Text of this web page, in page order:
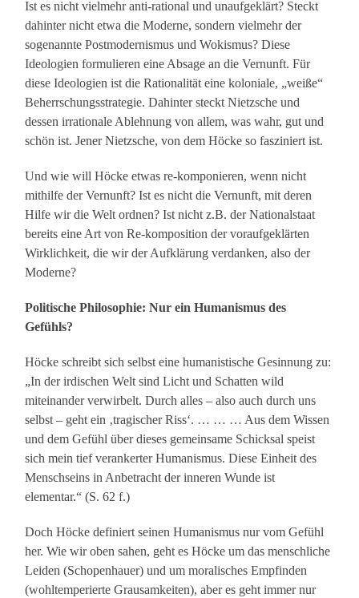
Ist es nicht vielmehr anti-rational und unaufgeklärt? Steckt
dahinter nicht etwa die Moderne, sondern vielmehr der
sogenannte Postmodernismus und Wokismus? Diese
Ideologien formulieren eine Absage an die Vernunft. Für
diese Ideologien ist die Rationalität eine koloniale, „weiße“
Beherrschungsstrategie. Dahinter steckt Nietzsche und
dessen irrationale Ablehnung von allem, was wahr, gut und
schön ist. Jener Nietzsche, von dem Höcke so fasziniert ist.
Und wie will Höcke etwas re-komponieren, wenn nicht
mithilfe der Vernunft? Ist es nicht die Vernunft, mit deren
Hilfe wir die Welt ordnen? Ist nicht z.B. der Nationalstaat
bereits eine Art von Re-komposition der voraufgeklärten
Wirklichkeit, die wir der Aufklärung verdanken, also der
Moderne?
Politische Philosophie: Nur ein Humanismus des
Gefühls?
Höcke schreibt sich selbst eine humanistische Gesinnung zu:
„In der irdischen Welt sind Licht und Schatten wild
miteinander verwirbelt. Durch alles – also auch durch uns
selbst – geht ein ‚tragischer Riss‘. … … … Aus dem Wissen
und dem Gefühl über dieses gemeinsame Schicksal speist
sich mein tief verankerter Humanismus. Diese Einheit des
Menschseins in Anbetracht der inneren Wunde ist
elementar.“ (S. 62 f.)
Doch Höcke definiert seinen Humanismus nur vom Gefühl
her. Wie wir oben sahen, geht es Höcke um das menschliche
Leiden (Schopenhauer) und um moralisches Empfinden
(wohltemperierte Grausamkeiten), aber es geht immer nur